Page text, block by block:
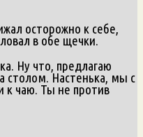
осторожно к себе,
в обе щечки.
Ну что, предлагаю
столом. Настенька, мы с
к чаю. Ты не против